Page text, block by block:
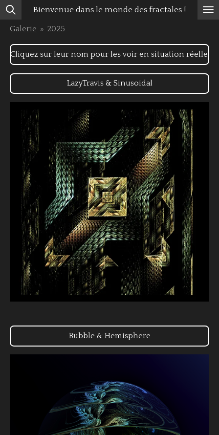
Passer
au
principal
Bienvenue dans le monde des fractales !
Galerie » 2025
Cliquez sur leur nom pour les voir en situation réelle.
LazyTravis & Sinusoidal
Bubble & Hemisphere